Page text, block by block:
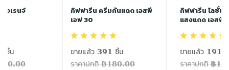
อเรนจ์
ชิ้น
กิฟฟารีน ครีมกันแดด เอสพี
เอฟ 30
ขายแล้ว 391 ชิ้น
ราคาปกติ ฿180.00
กิฟฟารีน โลชั่น
แสงแดด เอสพี
ขายแล้ว 191
ราคาปกติ ฿